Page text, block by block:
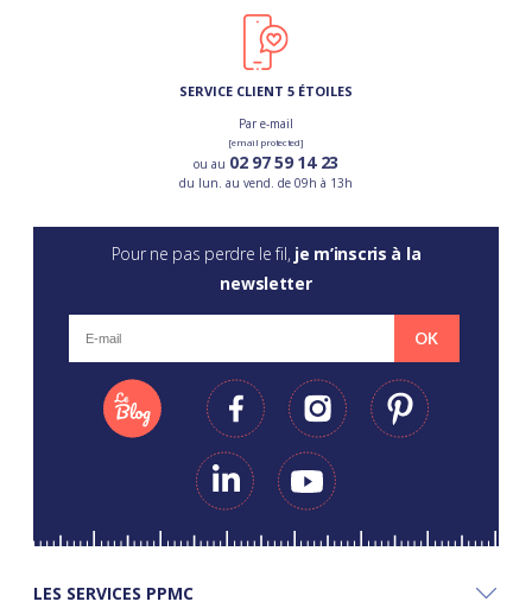
SERVICE CLIENT 5 ÉTOILES
Par e-mail
[email protected]
ou au 02 97 59 14 23
du lun. au vend. de 09h à 13h
Pour ne pas perdre le fil, je m’inscris à la
newsletter
OK
LES SERVICES PPMC